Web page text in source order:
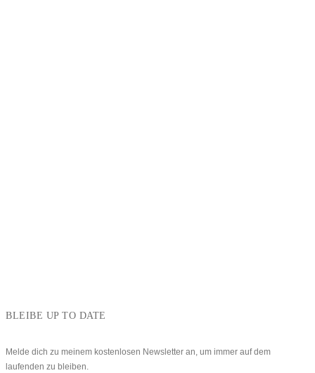
BLEIBE UP TO DATE
Melde dich zu meinem kostenlosen Newsletter an, um immer auf dem
laufenden zu bleiben.